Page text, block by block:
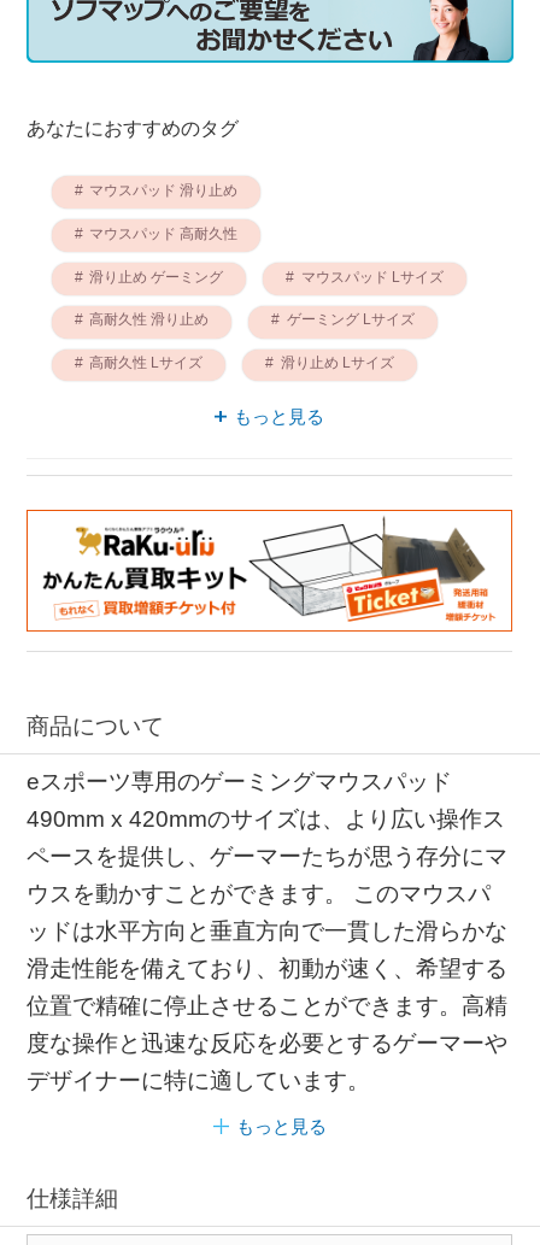
あなたにおすすめのタグ
マウスパッド 滑り止め
マウスパッド 高耐久性
滑り止め ゲーミング マウスパッド Lサイズ
高耐久性 滑り止め ゲーミング Lサイズ
高耐久性 Lサイズ 滑り止め Lサイズ
ゲーミング TALONGAMES（タロンゲームス）
もっと見る
商品について
eスポーツ専用のゲーミングマウスパッド
490mm x 420mmのサイズは、より広い操作ス
ペースを提供し、ゲーマーたちが思う存分にマ
ウスを動かすことができます。 このマウスパ
ッドは水平方向と垂直方向で一貫した滑らかな
滑走性能を備えており、初動が速く、希望する
位置で精確に停止させることができます。高精
度な操作と迅速な反応を必要とするゲーマーや
デザイナーに特に適しています。
もっと見る
仕様詳細